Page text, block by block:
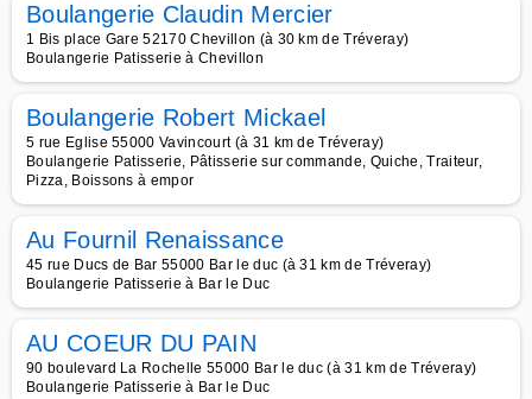
Boulangerie Claudin Mercier
1 Bis place Gare 52170 Chevillon (à 30 km de Tréveray)
Boulangerie Patisserie à Chevillon
Boulangerie Robert Mickael
5 rue Eglise 55000 Vavincourt (à 31 km de Tréveray)
Boulangerie Patisserie, Pâtisserie sur commande, Quiche, Traiteur,
Pizza, Boissons à empor
Au Fournil Renaissance
45 rue Ducs de Bar 55000 Bar le duc (à 31 km de Tréveray)
Boulangerie Patisserie à Bar le Duc
AU COEUR DU PAIN
90 boulevard La Rochelle 55000 Bar le duc (à 31 km de Tréveray)
Boulangerie Patisserie à Bar le Duc